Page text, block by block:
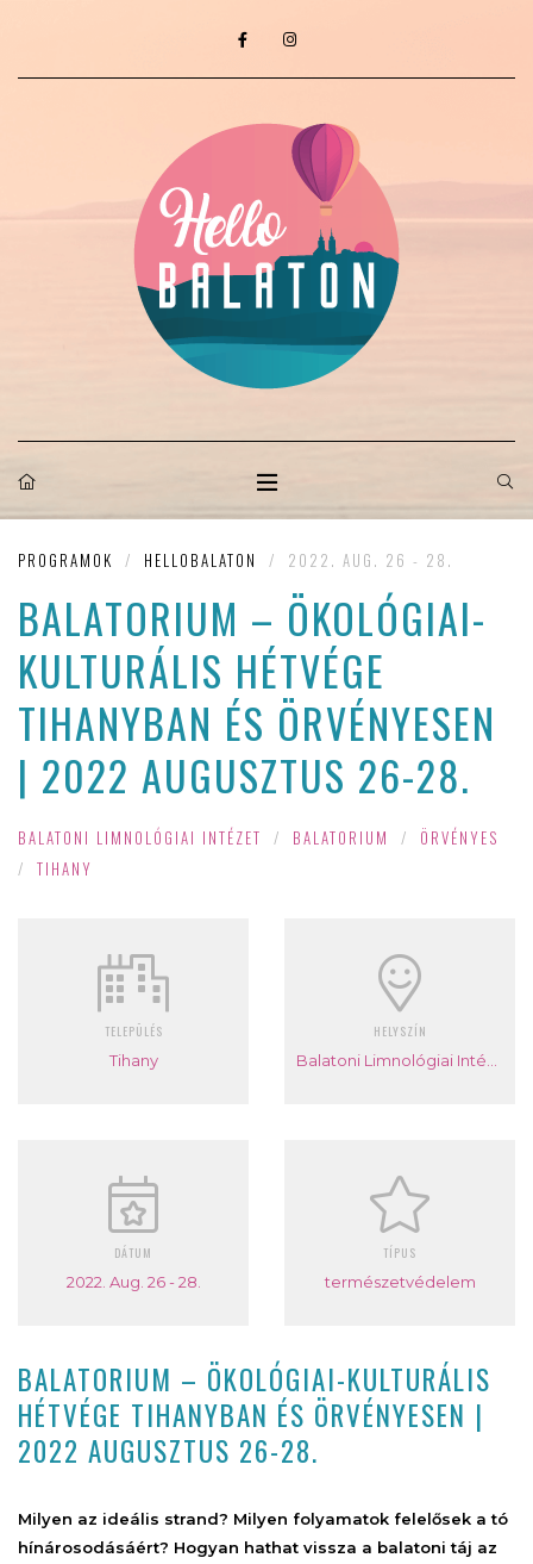
PROGRAMOK / HELLOBALATON / 2022. AUG. 26 - 28.
BALATORIUM – ÖKOLÓGIAI-
KULTURÁLIS HÉTVÉGE
TIHANYBAN ÉS ÖRVÉNYESEN
| 2022 AUGUSZTUS 26-28.
BALATONI LIMNOLÓGIAI INTÉZET / BALATORIUM /
ÖRVÉNYES
/ TIHANY
TELEPÜLÉS
Tihany
HELYSZÍN
DÁTUM
2022. Aug. 26 - 28.
TÍPUS
természetvédelem
BALATORIUM – ÖKOLÓGIAI-KULTURÁLIS
HÉTVÉGE TIHANYBAN ÉS ÖRVÉNYESEN |
2022 AUGUSZTUS 26-28.
Milyen az ideális strand? Milyen folyamatok felelősek a tó
hínárosodásáért? Hogyan hathat vissza a balatoni táj az